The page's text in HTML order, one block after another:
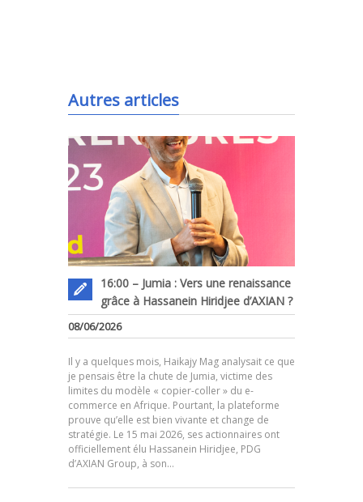
Autres articles
16:00 – Jumia : Vers une renaissance
grâce à Hassanein Hiridjee d’AXIAN ?
08/06/2026
Il y a quelques mois, Haikajy Mag analysait ce que
je pensais être la chute de Jumia, victime des
limites du modèle « copier-coller » du e-
commerce en Afrique. Pourtant, la plateforme
prouve qu’elle est bien vivante et change de
stratégie. Le 15 mai 2026, ses actionnaires ont
officiellement élu Hassanein Hiridjee, PDG
d’AXIAN Group, à son…